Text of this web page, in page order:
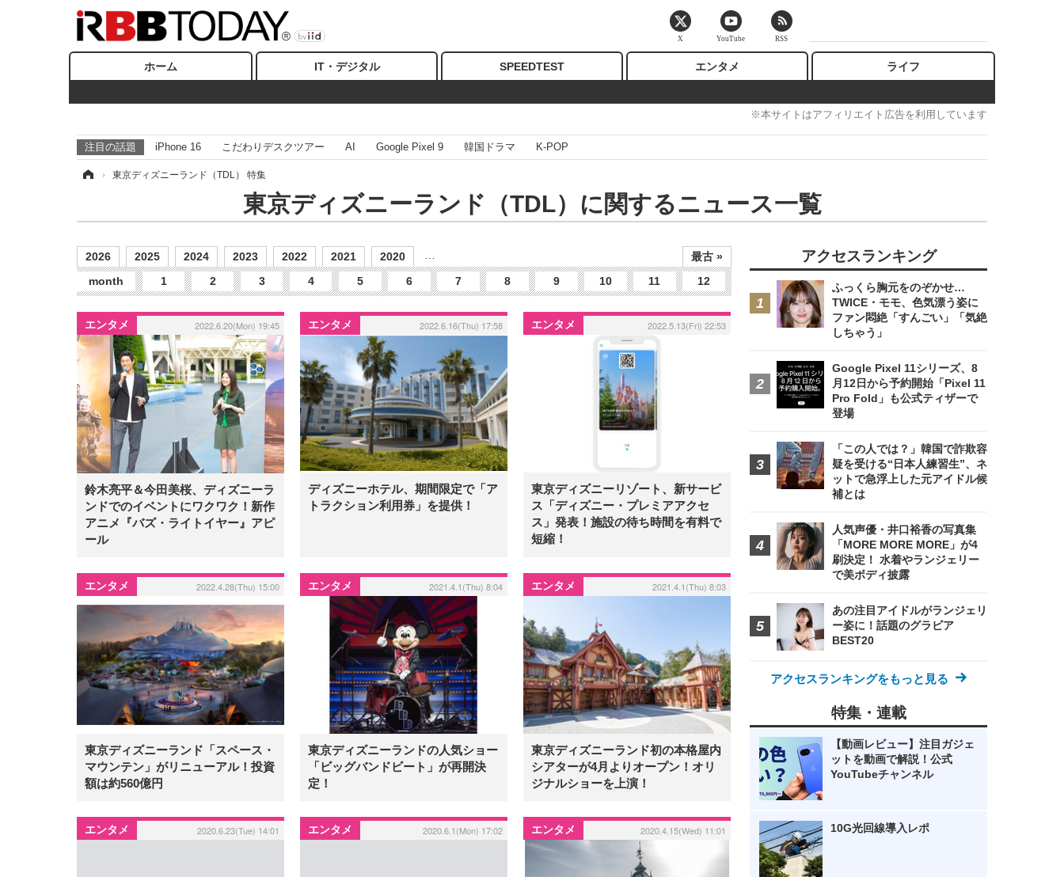
ホーム IT・デジタル SPEEDTEST エンタメ ライフ
※本サイトはアフィリエイト広告を利用しています
注目の話題 iPhone 16 こだわりデスクツアー AI Google Pixel 9 韓国ドラマ K-POP
› 東京ディズニーランド（TDL） 特集
東京ディズニーランド（TDL）に関するニュース一覧
2026 2025 2024 2023 2022 2021 2020
最古 »
month
1 2 3 4 5 6 7 8 9 10 11 12
エンタメ 2022.6.20(Mon) 19:45
鈴木亮平＆今田美桜、ディズニーラ
ンドでのイベントにワクワク！新作
アニメ『バズ・ライトイヤー』アピ
ール
エンタメ 2022.6.16(Thu) 17:58
ディズニーホテル、期間限定で「ア
トラクション利用券」を提供！
エンタメ 2022.5.13(Fri) 22:53
東京ディズニーリゾート、新サービ
ス「ディズニー・プレミアアクセ
ス」発表！施設の待ち時間を有料で
短縮！
エンタメ 2022.4.28(Thu) 15:00
東京ディズニーランド「スペース・
マウンテン」がリニューアル！投資
額は約560億円
エンタメ 2021.4.1(Thu) 8:04
東京ディズニーランドの人気ショー
「ビッグバンドビート」が再開決
定！
エンタメ 2021.4.1(Thu) 8:03
東京ディズニーランド初の本格屋内
シアターが4月よりオープン！オリ
ジナルショーを上演！
エンタメ 2020.6.23(Tue) 14:01 エンタメ 2020.6.1(Mon) 17:02 エンタメ 2020.4.15(Wed) 11:01
アクセスランキング
ふっくら胸元をのぞかせ…
TWICE・モモ、色気漂う姿に
ファン悶絶「すんごい」「気絶
しちゃう」
Google Pixel 11シリーズ、8
月12日から予約開始「Pixel 11
Pro Fold」も公式ティザーで
登場
「この人では？」韓国で詐欺容
疑を受ける“日本人練習生”、ネ
ットで急浮上した元アイドル候
補とは
人気声優・井口裕香の写真集
「MORE MORE MORE」が4
刷決定！ 水着やランジェリー
で美ボディ披露
あの注目アイドルがランジェリ
ー姿に！話題のグラビア
BEST20
アクセスランキングをもっと見る
特集・連載
【動画レビュー】注目ガジェ
ットを動画で解説！公式
YouTubeチャンネル
10G光回線導入レポ
X YouTube RSS